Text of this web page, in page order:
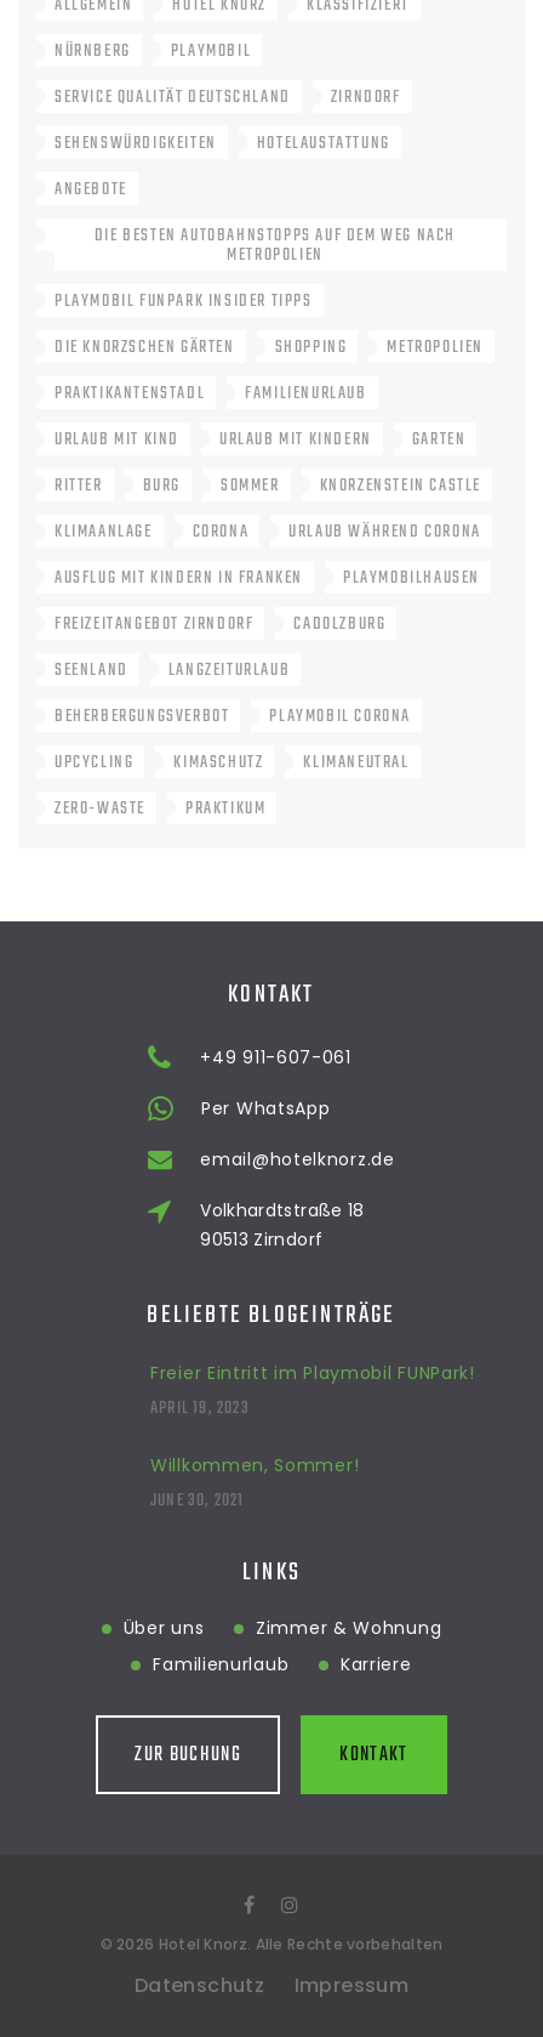
ALLGEMEIN HOTEL KNORZ
KLASSIFIZIERT
NÜRNBERG
PLAYMOBIL
SERVICE QUALITÄT DEUTSCHLAND
ZIRNDORF
SEHENSWÜRDIGKEITEN
HOTELAUSTATTUNG
ANGEBOTE
DIE BESTEN AUTOBAHNSTOPPS AUF DEM WEG NACH
METROPOLIEN
PLAYMOBIL FUNPARK INSIDER TIPPS
DIE KNORZSCHEN GÄRTEN
SHOPPING
METROPOLIEN
PRAKTIKANTENSTADL
FAMILIENURLAUB
URLAUB MIT KIND
URLAUB MIT KINDERN
GARTEN
RITTER
BURG SOMMER
KNORZENSTEIN CASTLE
KLIMAANLAGE
CORONA
URLAUB WÄHREND CORONA
AUSFLUG MIT KINDERN IN FRANKEN
PLAYMOBILHAUSEN
FREIZEITANGEBOT ZIRNDORF
CADOLZBURG
SEENLAND
LANGZEITURLAUB
BEHERBERGUNGSVERBOT
PLAYMOBIL CORONA
UPCYCLING
KIMASCHUTZ
KLIMANEUTRAL
ZERO-WASTE
PRAKTIKUM
KONTAKT
+49 911-607-061
Per WhatsApp
email@hotelknorz.de
Volkhardtstraße 18
90513 Zirndorf
BELIEBTE BLOGEINTRÄGE
Freier Eintritt im Playmobil FUNPark!
APRIL 19, 2023
Willkommen, Sommer!
JUNE 30, 2021
LINKS
Über uns
Zimmer & Wohnung
Familienurlaub
Karriere
ZUR BUCHUNG KONTAKT
© 2026 Hotel Knorz. Alle Rechte vorbehalten
Datenschutz Impressum